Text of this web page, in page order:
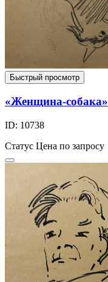
Быстрый просмотр
«Женщина-собака»
ID: 10738
Статус Цена по запросу